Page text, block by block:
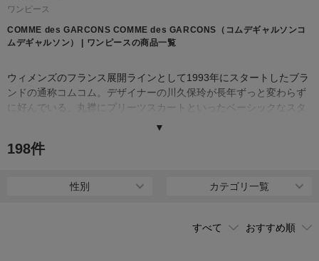
ワンピース
COMME des GARCONS COMME des GARCONS （コムデギャルソンコ
ムデギャルソン）
| ワンピースの商品一覧
ウィメンズのフランス展開ラインとして1993年にスタートしたブラ
ンドの通称コムコム。デザイナーの川久保玲が長年ずっと変わらず
に好んでいる、丸襟にプリーツスカートといったベーシックなスタ
からは、デザインは川久保玲を中心にしたデザインチームが手掛
▼
198件
性別 カテゴリ一覧